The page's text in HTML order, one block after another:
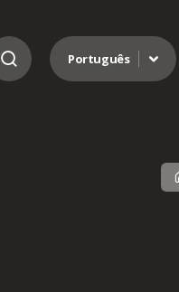
Ir para o conteúdo
Português